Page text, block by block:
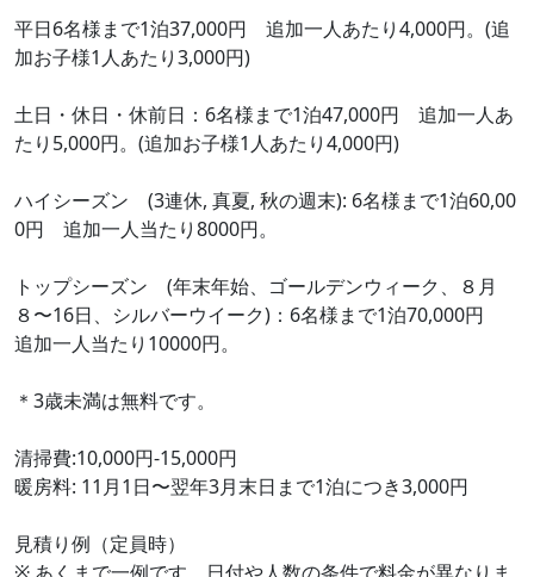
平日6名様まで1泊37,000円 追加一人あたり4,000円。(追
加お子様1人あたり3,000円)
土日・休日・休前日：6名様まで1泊47,000円 追加一人あ
たり5,000円。(追加お子様1人あたり4,000円)
ハイシーズン (3連休, 真夏, 秋の週末): 6名様まで1泊60,00
0円 追加一人当たり8000円。
トップシーズン (年末年始、ゴールデンウィーク、８月
８〜16日、シルバーウイーク)：6名様まで1泊70,000円
追加一人当たり10000円。
＊3歳未満は無料です。
清掃費:10,000円-15,000円
暖房料: 11月1日〜翌年3月末日まで1泊につき3,000円
見積り例（定員時）